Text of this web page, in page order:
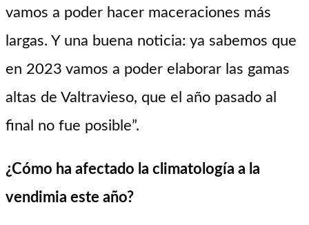
vamos a poder hacer maceraciones más
largas. Y una buena noticia: ya sabemos que
en 2023 vamos a poder elaborar las gamas
altas de Valtravieso, que el año pasado al
final no fue posible”.
¿Cómo ha afectado la climatología a la
vendimia este año?